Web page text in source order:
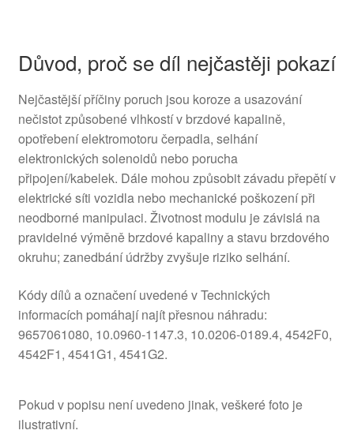
Důvod, proč se díl nejčastěji pokazí
Nejčastější příčiny poruch jsou koroze a usazování
nečistot způsobené vlhkostí v brzdové kapalině,
opotřebení elektromotoru čerpadla, selhání
elektronických solenoidů nebo porucha
připojení/kabelek. Dále mohou způsobit závadu přepětí v
elektrické síti vozidla nebo mechanické poškození při
neodborné manipulaci. Životnost modulu je závislá na
pravidelné výměně brzdové kapaliny a stavu brzdového
okruhu; zanedbání údržby zvyšuje riziko selhání.
Kódy dílů a označení uvedené v Technických
informacích pomáhají najít přesnou náhradu:
9657061080, 10.0960-1147.3, 10.0206-0189.4, 4542F0,
4542F1, 4541G1, 4541G2.
Pokud v popisu není uvedeno jinak, veškeré foto je
ilustrativní.